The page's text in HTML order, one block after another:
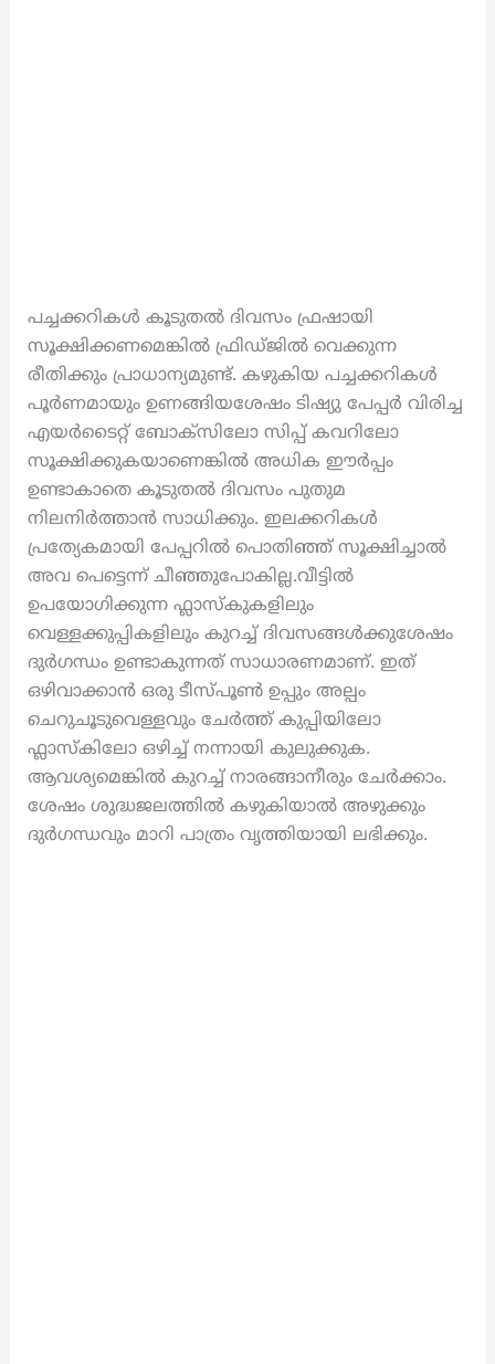
പച്ചക്കറികൾ കൂടുതൽ ദിവസം ഫ്രഷായി
സൂക്ഷിക്കണമെങ്കിൽ ഫ്രിഡ്ജിൽ വെക്കുന്ന
രീതിക്കും പ്രാധാന്യമുണ്ട്. കഴുകിയ പച്ചക്കറികൾ
പൂർണമായും ഉണങ്ങിയശേഷം ടിഷ്യു പേപ്പർ വിരിച്ച
എയർടൈറ്റ് ബോക്സിലോ സിപ്പ് കവറിലോ
സൂക്ഷിക്കുകയാണെങ്കിൽ അധിക ഈർപ്പം
ഉണ്ടാകാതെ കൂടുതൽ ദിവസം പുതുമ
നിലനിർത്താൻ സാധിക്കും. ഇലക്കറികൾ
പ്രത്യേകമായി പേപ്പറിൽ പൊതിഞ്ഞ് സൂക്ഷിച്ചാൽ
അവ പെട്ടെന്ന് ചീഞ്ഞുപോകില്ല.വീട്ടിൽ
ഉപയോഗിക്കുന്ന ഫ്ലാസ്‌കുകളിലും
വെള്ളക്കുപ്പികളിലും കുറച്ച് ദിവസങ്ങൾക്കുശേഷം
ദുർഗന്ധം ഉണ്ടാകുന്നത് സാധാരണമാണ്. ഇത്
ഒഴിവാക്കാൻ ഒരു ടീസ്പൂൺ ഉപ്പും അല്പം
ചെറുചൂടുവെള്ളവും ചേർത്ത് കുപ്പിയിലോ
ഫ്ലാസ്‌കിലോ ഒഴിച്ച് നന്നായി കുലുക്കുക.
ആവശ്യമെങ്കിൽ കുറച്ച് നാരങ്ങാനീരും ചേർക്കാം.
ശേഷം ശുദ്ധജലത്തിൽ കഴുകിയാൽ അഴുക്കും
ദുർഗന്ധവും മാറി പാത്രം വൃത്തിയായി ലഭിക്കും.